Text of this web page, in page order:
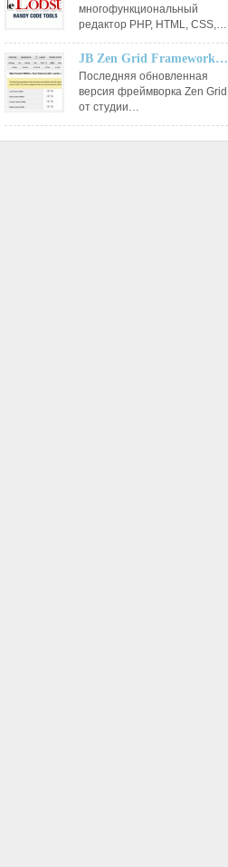
многофункциональный
редактор РНР, HTML, CSS,…
JB Zen Grid Framework…
Последняя обновленная
версия фреймворка Zen Grid
от студии…